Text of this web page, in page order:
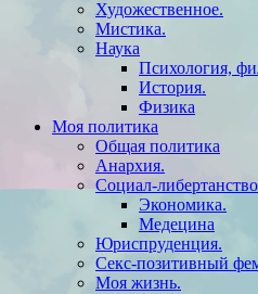
Художественное.
Мистика.
Наука
Психология,
История.
Физика
Моя политика
Общая политика
Анархия.
Социал-
Экономика.
Медецина
Юриспруденция.
Секс-позитивный
Моя жизнь.